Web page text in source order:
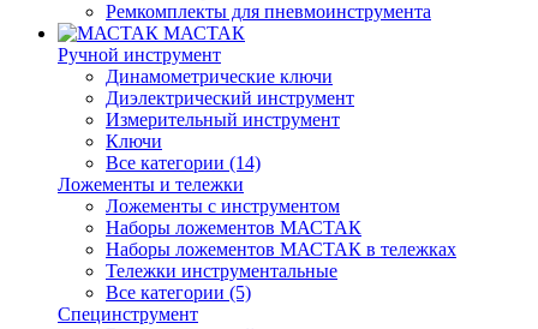
Ремкомплекты для пневмоинструмента
МАСТАК
Ручной инструмент
Динамометрические ключи
Диэлектрический инструмент
Измерительный инструмент
Ключи
Все категории (14)
Ложементы и тележки
Ложементы с инструментом
Наборы ложементов МАСТАК
Наборы ложементов МАСТАК в тележках
Тележки инструментальные
Все категории (5)
Специнструмент